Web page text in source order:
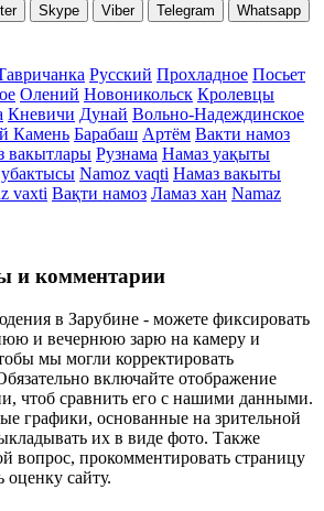
Skype Viber Telegram
Whatsapp
Русский Прохладное Посьет
Олений Новоникольск Кролевцы
Кневичи Дунай Вольно-Надеждинское
Камень Барабаш Артём Вакти намоз
вакытлары Рузнама Намаз уақыты
Namoz vaqti Намаз вакыты
vaxti Вақти намоз Ламаз хан Namaz
и комментарии
в Зарубине - можете фиксировать
и вечернюю зарю на камеру и
мы могли корректировать
включайте отображение
чтоб сравнить его с нашими данными.
графики, основанные на зрительной
их в виде фото. Также
вопрос, прокомментировать страницу
оценку сайту.